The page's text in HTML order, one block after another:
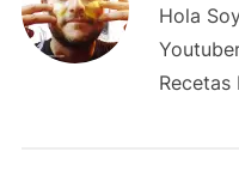
Hola
Recetas